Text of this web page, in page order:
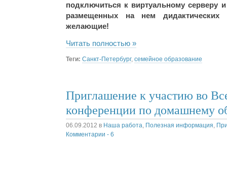
подключиться к виртуальному серверу
размещенных на нем дидактических
желающие!
Читать полностью »
Теги: Санкт-Петербург, семейное образование
Приглашение к участию во
конференции по домашнему
06.09.2012 в Наша работа Полезная информация
Комментарии - 6